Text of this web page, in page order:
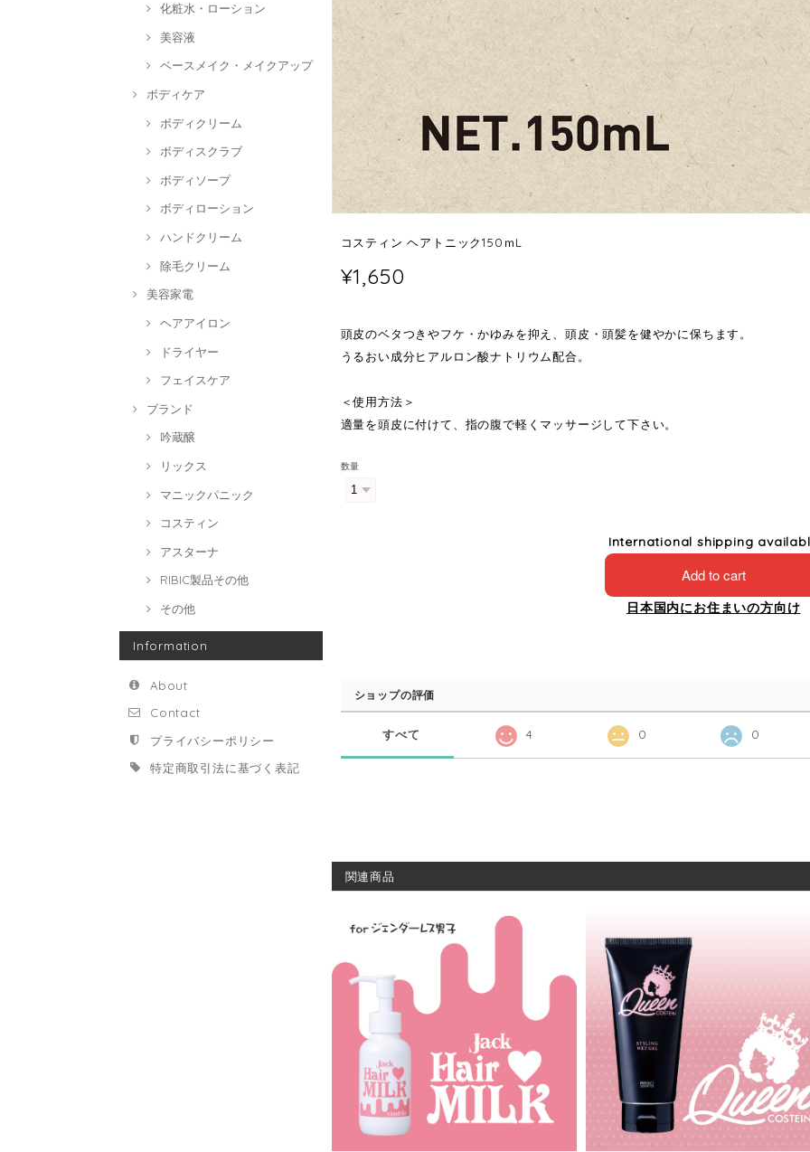
化粧水・ローション
美容液
ベースメイク・メイクアップ
ボディケア
ボディクリーム
ボディスクラブ
ボディソープ
ボディローション
ハンドクリーム
除毛クリーム
美容家電
ヘアアイロン
ドライヤー
フェイスケア
ブランド
吟蔵醸
リックス
マニックパニック
コスティン
アスターナ
RIBIC製品その他
その他
Information
About
Contact
プライバシーポリシー
特定商取引法に基づく表記
コスティン ヘアトニック150ｍL
¥1,650
頭皮のベタつきやフケ・かゆみを抑え、頭皮・頭髪を健やかに保ちます。
うるおい成分ヒアルロン酸ナトリウム配合。
＜使用方法＞
適量を頭皮に付けて、指の腹で軽くマッサージして下さい。
数量
International shipping
Add to cart
日本国内にお住まいの方向け
ショップの評価
すべて 4 0 0
関連商品